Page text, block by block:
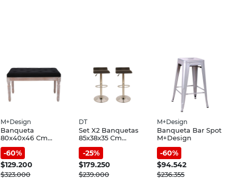
M+Design
Banqueta
80x40x46 Cm
Madera/Lino Negra
Julieta M+Design
-60%
$129.200
$323.000
DT
Set X2 Banquetas
85x38x35 Cm
Ecocuero Negro
Brillante DT
-25%
$179.250
$239.000
M+Design
Banqueta Bar Spot
M+Design
-60%
$94.542
$236.355